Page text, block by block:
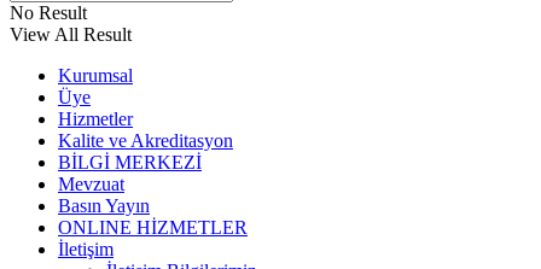
No Result
View All Result
Kurumsal
Üye
Hizmetler
Kalite ve Akreditasyon
BİLGİ MERKEZİ
Mevzuat
Basın Yayın
ONLINE HİZMETLER
İletişim